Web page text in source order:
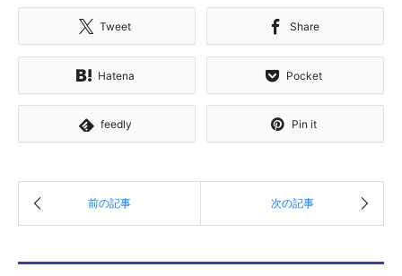
Tweet Share
Hatena Pocket
feedly Pin it